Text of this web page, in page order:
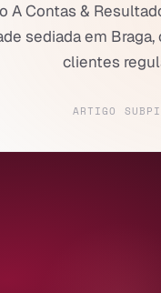
A Contas &
sediada em
clientes
ARTIGO